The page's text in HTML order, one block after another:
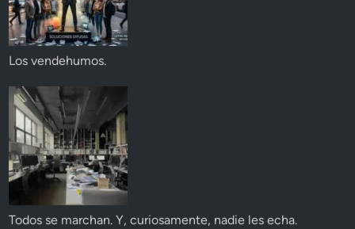
Los vendehumos.
Todos se marchan. Y, curiosamente, nadie les echa.